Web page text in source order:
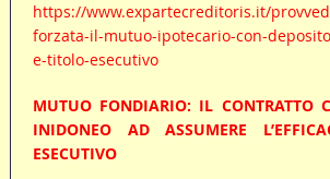
https://www.expartecreditoris.it/
forzata-il-mutuo-ipotecario-con-
e-titolo-esecutivo
MUTUO FONDIARIO: IL CONTRATTO
INIDONEO AD ASSUMERE
ESECUTIVO